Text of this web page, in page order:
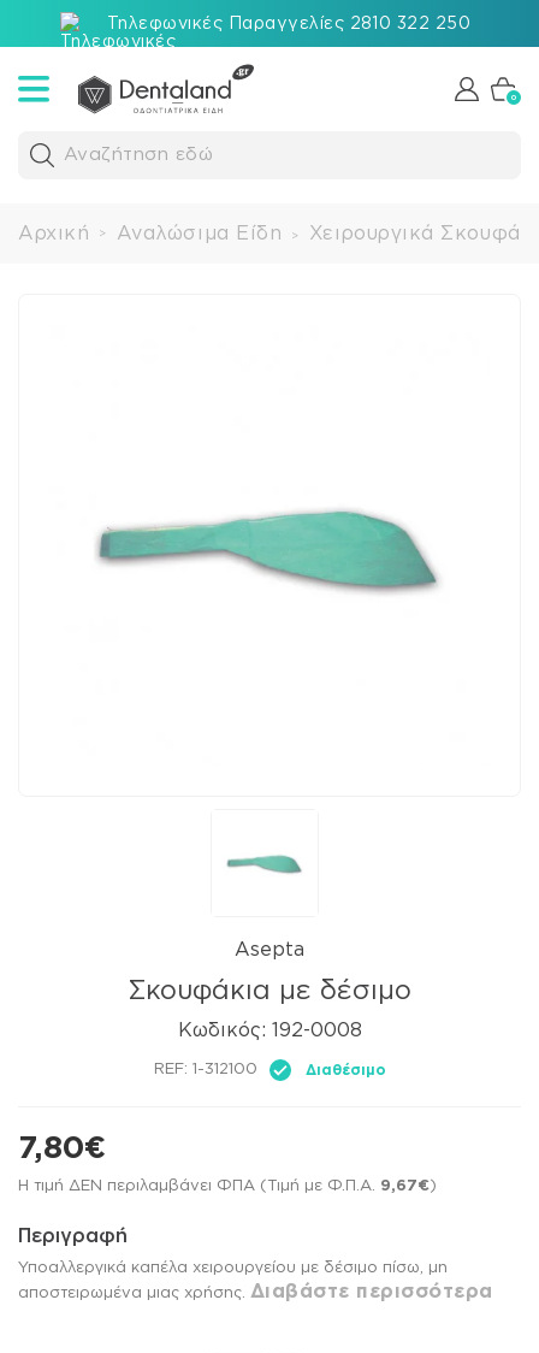
Τηλεφωνικές Παραγγελίες 2810 322 250
Αναζήτηση εδώ
0
Αρχική > Αναλώσιμα Είδη > Χειρουργικά
Asepta
Σκουφάκια με δέσιμο
Κωδικός: 192-0008
REF: 1-312100 Διαθέσιμο
7,80€
Η τιμή ΔΕΝ περιλαμβάνει ΦΠΑ (Τιμή με Φ.Π.Α. 9,67€)
Περιγραφή
Υποαλλεργικά καπέλα χειρουργείου με δέσιμο πίσω, μη
αποστειρωμένα μιας χρήσης. Διαβάστε περισσότερα